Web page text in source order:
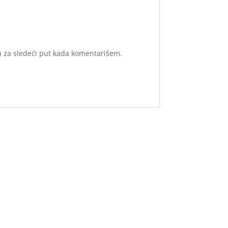
sledeći put kada komentarišem.